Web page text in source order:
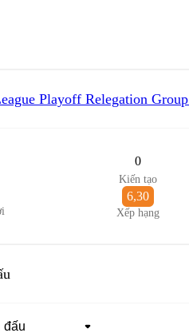
Playoff Relegation Group
0
Kiến tạo
6,30
Xếp hạng